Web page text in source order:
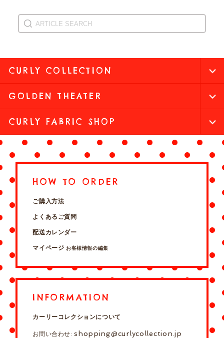
CURLY COLLECTION
GOLDEN THEATER
CURLY FABRIC SHOP
HOW TO ORDER
ご購入方法
よくあるご質問
配送カレンダー
マイページ お客様情報の編集
INFORMATION
カーリーコレクションについて
お問い合わせ:shopping@curlycollection.jp